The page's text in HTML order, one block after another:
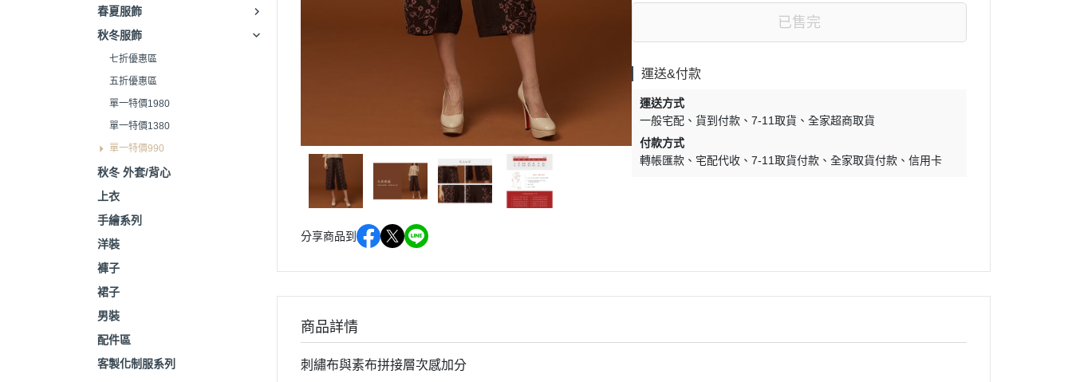
春夏服飾
秋冬服飾
七折優惠區
五折優惠區
單一特價1980
單一特價1380
單一特價990
秋冬 外套/背心
上衣
手繪系列
洋裝
褲子
裙子
男裝
配件區
客製化制服系列
分享商品到
已售完
運送&付款
運送方式
一般宅配
貨到付款 7-11取貨
全家超商取貨
付款方式
轉帳匯款
宅配代收 7-11取貨付款 全家取貨付款 信用卡
商品詳情
刺繡布與素布拼接層次感加分